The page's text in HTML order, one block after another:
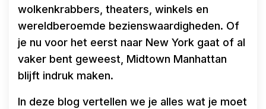
wolkenkrabbers, theaters, winkels en
wereldberoemde bezienswaardigheden. Of
je nu voor het eerst naar New York gaat of al
vaker bent geweest, Midtown Manhattan
blijft indruk maken.
In deze blog vertellen we je alles wat je moet